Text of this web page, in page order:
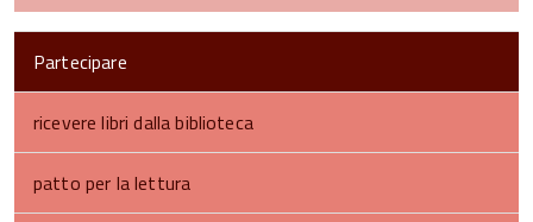
Partecipare
ricevere libri dalla biblioteca
patto per la lettura